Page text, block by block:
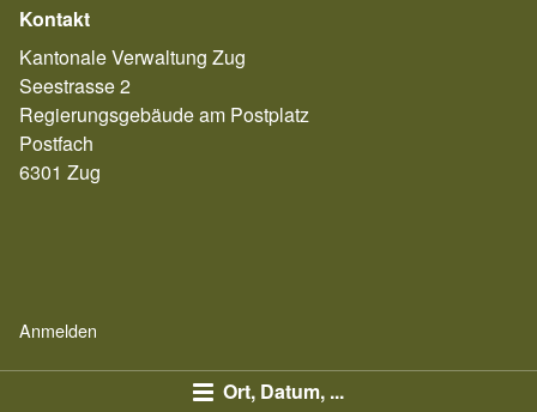
Ort, Datum, ...
Kontakt
Kantonale Verwaltung Zug
Seestrasse 2
Regierungsgebäude am Postplatz
Postfach
6301 Zug
Anmelden